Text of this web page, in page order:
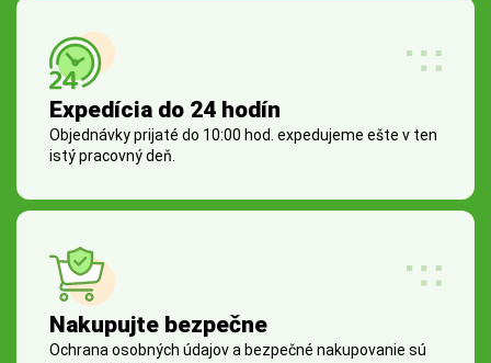
Expedícia do 24 hodín
Objednávky prijaté do 10:00 hod. expedujeme ešte v ten
istý pracovný deň.
Nakupujte bezpečne
Ochrana osobných údajov a bezpečné nakupovanie sú